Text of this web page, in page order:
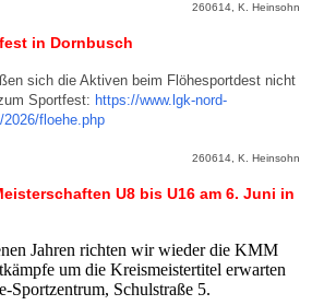
260614, K. Heinsohn
in Dornbusch
sich die Aktiven beim Flöhesportdest nicht
Sportfest: https://www.lgk-nord-
floehe.php
260614, K. Heinsohn
U8 bis U16 am 6. Juni in
Jahren richten wir wieder die KMM
um die Kreismeistertitel erwarten
Sportzentrum, Schulstraße 5.